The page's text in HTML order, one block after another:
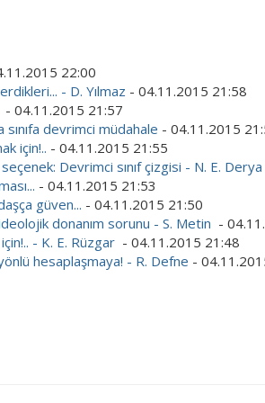
22:00
- D. Yılmaz - 04.11.2015 21:58
- 04.11.2015 21:57
sınıfa devrimci müdahale - 04.11.2015
için!.. - 04.11.2015 21:55
Devrimci sınıf çizgisi - N. E. Derya
- 04.11.2015 21:53
güven... - 04.11.2015 21:50
donanım sorunu - S. Metin -
- K. E. Rüzgar - 04.11.2015 21:48
hesaplaşmaya! - R. Defne -